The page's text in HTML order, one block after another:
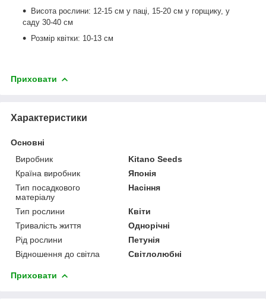
Висота рослини: 12-15 см у паці, 15-20 см у горщику, у
саду 30-40 см
Розмір квітки: 10-13 см
Приховати
Характеристики
Основні
Виробник
Kitano Seeds
Країна виробник
Японія
Тип посадкового
матеріалу
Насіння
Тип рослини
Квіти
Тривалість життя
Однорічні
Рід рослини
Петунія
Відношення до світла
Світлолюбні
Приховати